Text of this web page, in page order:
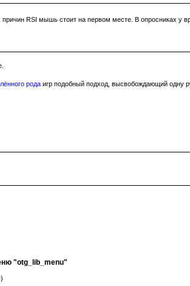
RSI мышь стоит на первом месте. В опросниках
рода игр подобный подход, высвобождающий одну
"otg_lib_menu"